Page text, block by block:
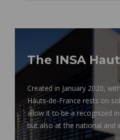
The INSA
Created in January 2020,
Hauts-de-France rests on
allow it to be a recognized
but also at the national and